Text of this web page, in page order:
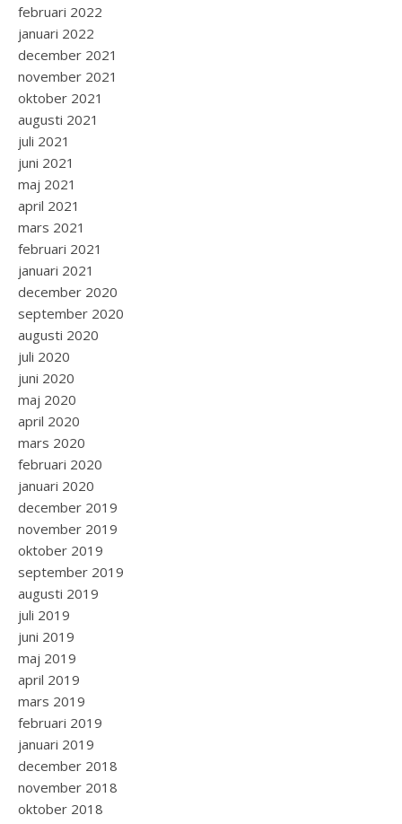
februari 2022
januari 2022
december 2021
november 2021
oktober 2021
augusti 2021
juli 2021
juni 2021
maj 2021
april 2021
mars 2021
februari 2021
januari 2021
december 2020
september 2020
augusti 2020
juli 2020
juni 2020
maj 2020
april 2020
mars 2020
februari 2020
januari 2020
december 2019
november 2019
oktober 2019
september 2019
augusti 2019
juli 2019
juni 2019
maj 2019
april 2019
mars 2019
februari 2019
januari 2019
december 2018
november 2018
oktober 2018